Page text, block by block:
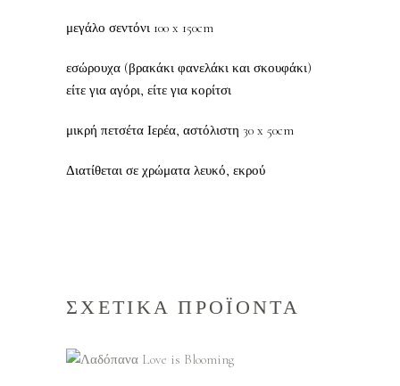
μεγάλο σεντόνι 100 x 150cm
εσώρουχα (βρακάκι φανελάκι και σκουφάκι)
είτε για αγόρι, είτε για κορίτσι
μικρή πετσέτα Ιερέα, αστόλιστη 30 x 50cm
Διατίθεται σε χρώματα λευκό, εκρού
ΣΧΕΤΙΚΑ ΠΡΟΪΟΝΤΑ